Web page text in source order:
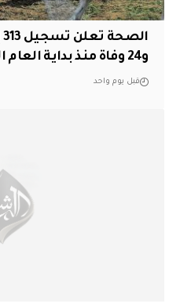
و24 وفاة منذ بداية العام الجاري
قبل يوم واحد